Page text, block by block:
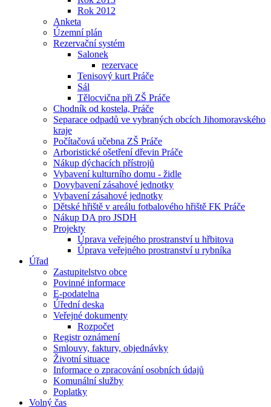
Rok 2012
Anketa
Územní plán
Rezervační systém
Salonek
rezervace
Tenisový kurt Práče
Sál
Tělocvična při ZŠ Práče
Chodník od kostela, Práče
Separace odpadů ve vybraných obcích Jihomoravského
kraje
Počítačová učebna ZŠ Práče
Arboristické ošetření dřevin Práče
Nákup dýchacích přístrojů
Vybavení kulturního domu - židle
Dovybavení zásahové jednotky
Vybavení zásahové jednotky
Dětské hřiště v areálu fotbalového hřiště FK Práče
Nákup DA pro JSDH
Projekty
Úprava veřejného prostranství u hřbitova
Úprava veřejného prostranství u rybníka
Úřad
Zastupitelstvo obce
Povinné informace
E-podatelna
Úřední deska
Veřejné dokumenty
Rozpočet
Registr oznámení
Smlouvy, faktury, objednávky
Životní situace
Informace o zpracování osobních údajů
Komunální služby
Poplatky
Volný čas